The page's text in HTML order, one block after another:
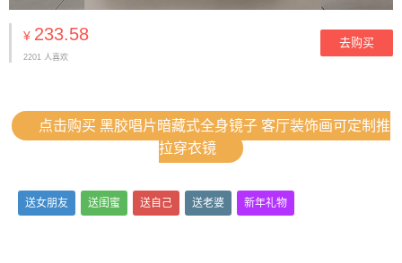
¥ 233.58
2201 人喜欢
去购买
点击购买 黑胶唱片暗藏式全身镜子 客厅装饰画可定制推
拉穿衣镜
送女朋友 送闺蜜 送自己 送老婆 新年礼物